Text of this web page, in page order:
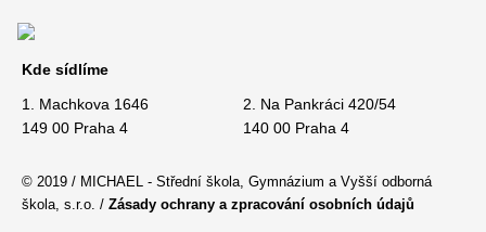
Kde sídlíme
1. Machkova 1646
149 00 Praha 4
2. Na Pankráci 420/54
140 00 Praha 4
© 2019 / MICHAEL - Střední škola, Gymnázium a Vyšší odborná
škola, s.r.o. / Zásady ochrany a zpracování osobních údajů